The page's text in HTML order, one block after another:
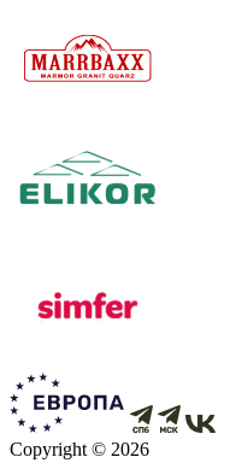
Copyright © 2026